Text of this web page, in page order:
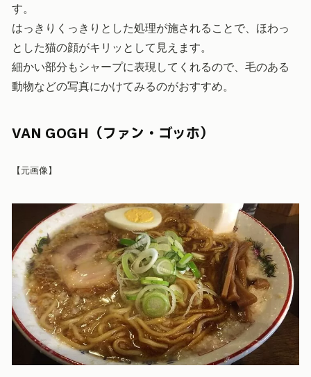
す。
はっきりくっきりとした処理が施されることで、ほわっ
とした猫の顔がキリッとして見えます。
細かい部分もシャープに表現してくれるので、毛のある
動物などの写真にかけてみるのがおすすめ。
VAN GOGH（ファン・ゴッホ）
【元画像】